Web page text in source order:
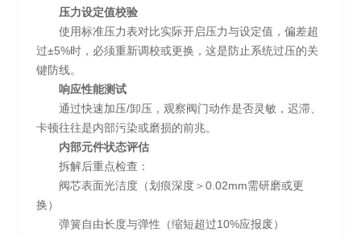
压力设定值校验
使用标准压力表对比实际开启压力与设定值，偏差超
过±5%时，必须重新调校或更换，这是防止系统过压的关
键防线。
响应性能测试
通过快速加压/卸压，观察阀门动作是否灵敏，迟滞、
卡顿往往是内部污染或磨损的前兆。
内部元件状态评估
拆解后重点检查：
阀芯表面光洁度（划痕深度＞0.02mm需研磨或更
换）
弹簧自由长度与弹性（缩短超过10%应报废）